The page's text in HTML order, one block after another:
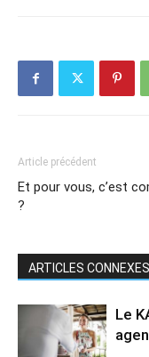
Article précédent
Et pour vous, c’est
?
ARTICLES CONNEXES
Le